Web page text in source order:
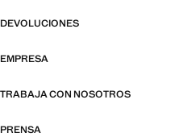
DEVOLUCIONES
EMPRESA
TRABAJA CON NOSOTROS
PRENSA